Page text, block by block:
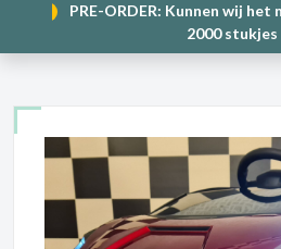
PRE-ORDER: Kunnen wij het
2000 stukjes